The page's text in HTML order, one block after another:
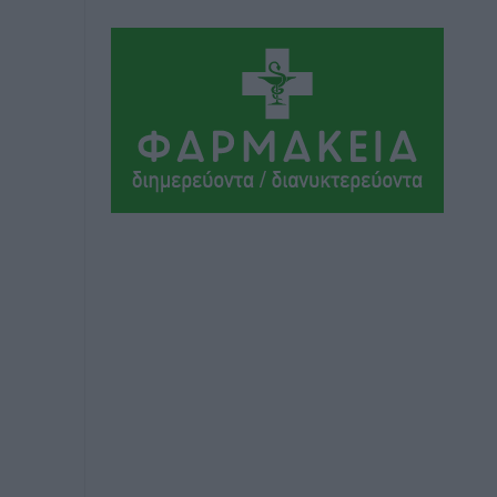
Το Yucatan Show έρχεται στη Ρόδο με
Πολιτιστικά πριν 5 ώρες
Σι Τζέι Χάρις: «Να πανηγυρίσουμε
πολλές νίκες μαζί»